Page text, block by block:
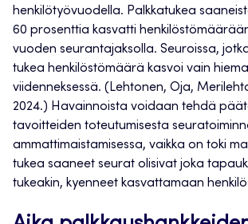
henkilötyövuodella. Palkkatukea
60 prosenttia kasvatti
vuoden seurantajaksolla. Seuroissa,
tukea henkilöstömäärä kasvoi vain
viidenneksessä. (Lehtonen, Oja,
2024.) Havainnoista voidaan tehdä
tavoitteiden toteutumisesta
ammattimaistamisessa, vaikka on toki
tukea saaneet seurat olisivat joka
tukeakin, kyenneet kasvattamaan